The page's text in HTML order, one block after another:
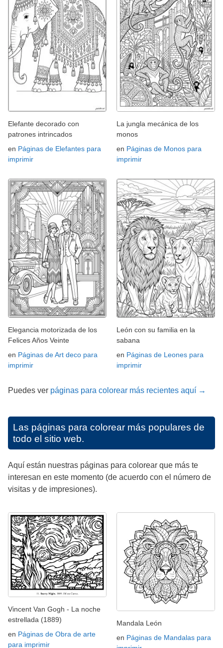
Elefante decorado con
patrones intrincados
en Páginas de Elefantes para
imprimir
La jungla mecánica de los
monos
en Páginas de Monos para
imprimir
Elegancia motorizada de los
Felices Años Veinte
en Páginas de Art deco para
imprimir
León con su familia en la
sabana
en Páginas de Leones para
imprimir
Puedes ver páginas para colorear más recientes aquí →
Las páginas para colorear más populares de
todo el sitio web.
Aquí están nuestras páginas para colorear que más te
interesan en este momento (de acuerdo con el número de
visitas y de impresiones).
Vincent Van Gogh - La noche
estrellada (1889)
en Páginas de Obra de arte
para imprimir
Mandala León
en Páginas de Mandalas para